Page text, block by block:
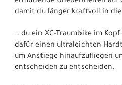
damit du länger kraftvoll in
… du ein XC-Traumbike im
dafür einen ultraleichten
um Anstiege hinaufzufliegen
entscheiden zu entscheiden.